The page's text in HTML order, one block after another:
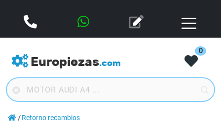
Europiezas.com
0
Retorno recambios